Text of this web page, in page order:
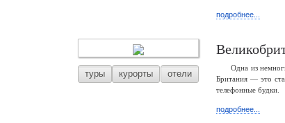
подробнее...
туры курорты отели
Одна из
Британия — это
телефонные будки.
подробнее...